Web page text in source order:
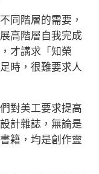
階層的需要，
高階層自我完成
才講求「知榮
時，很難要求人
對美工要求提高
計雜誌，無論是
籍，均是創作靈